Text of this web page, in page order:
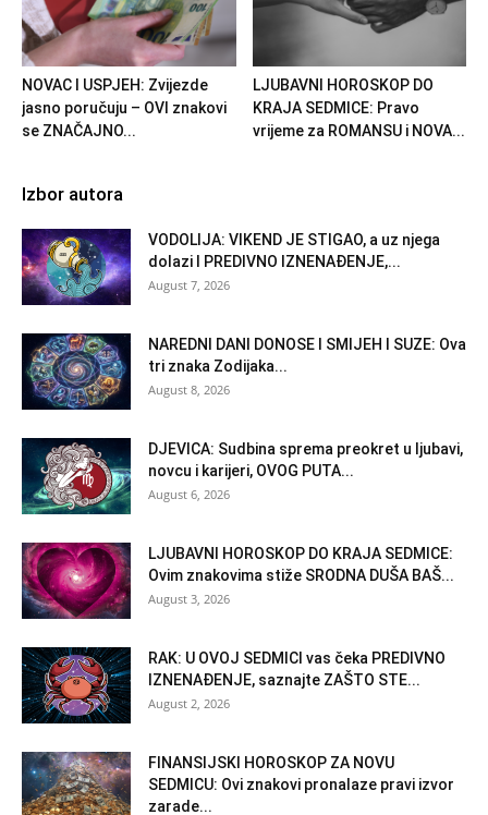
NOVAC I USPJEH: Zvijezde
jasno poručuju – OVI znakovi
se ZNAČAJNO...
LJUBAVNI HOROSKOP DO
KRAJA SEDMICE: Pravo
vrijeme za ROMANSU i NOVA...
Izbor autora
VODOLIJA: VIKEND JE STIGAO, a uz njega
dolazi I PREDIVNO IZNENAĐENJE,...
August 7, 2026
NAREDNI DANI DONOSE I SMIJEH I SUZE: Ova
tri znaka Zodijaka...
August 8, 2026
DJEVICA: Sudbina sprema preokret u ljubavi,
novcu i karijeri, OVOG PUTA...
August 6, 2026
LJUBAVNI HOROSKOP DO KRAJA SEDMICE:
Ovim znakovima stiže SRODNA DUŠA BAŠ...
August 3, 2026
RAK: U OVOJ SEDMICI vas čeka PREDIVNO
IZNENAĐENJE, saznajte ZAŠTO STE...
August 2, 2026
FINANSIJSKI HOROSKOP ZA NOVU
SEDMICU: Ovi znakovi pronalaze pravi izvor
zarade...